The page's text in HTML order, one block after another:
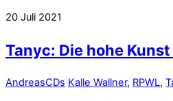
20 Juli 2021
Tanyc: Die hohe Kunst
AndreasCDs Kalle Wallner, RPWL,